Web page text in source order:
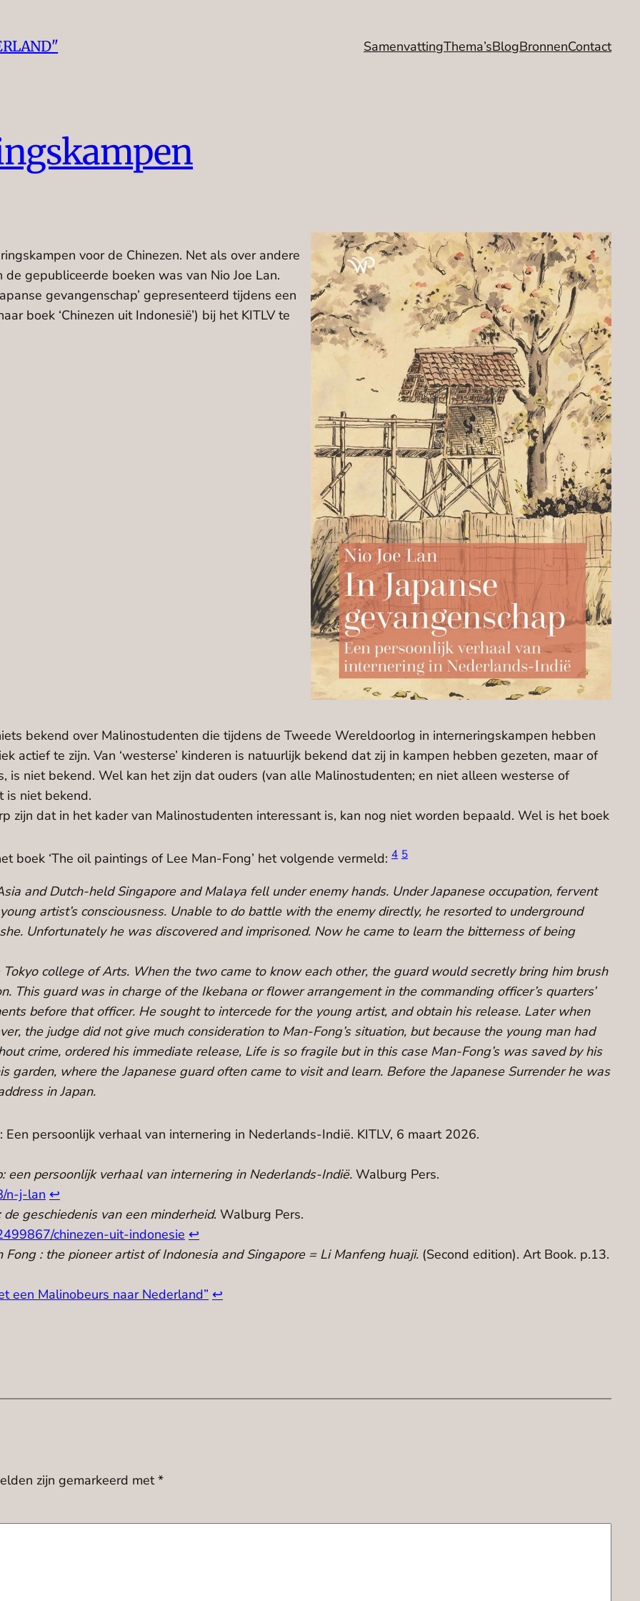
SamenvattingThema’sBlogBronnenContact
voor de Chinezen. Net als over andere
gepubliceerde boeken was van Nio Joe Lan.
gevangenschap’ gepresenteerd tijdens een
boek ‘Chinezen uit Indonesië’) bij het KITLV te
bekend over Malinostudenten die tijdens de Tweede Wereldoorlog in interneringskampen hebben
actief te zijn. Van ‘westerse’ kinderen is natuurlijk bekend dat zij in kampen hebben gezeten, maar of
niet bekend. Wel kan het zijn dat ouders (van alle Malinostudenten; en niet alleen westerse of
is niet bekend.
zijn dat in het kader van Malinostudenten interessant is, kan nog niet worden bepaald. Wel is het boek
boek ‘The oil paintings of Lee Man-Fong’ het volgende vermeld: 4 5
and Dutch-held Singapore and Malaya fell under enemy hands. Under Japanese occupation, fervent
artist’s consciousness. Unable to do battle with the enemy directly, he resorted to underground
Unfortunately he was discovered and imprisoned. Now he came to learn the bitterness of being
college of Arts. When the two came to know each other, the guard would secretly bring him brush
This guard was in charge of the Ikebana or flower arrangement in the commanding officer’s quarters’
before that officer. He sought to intercede for the young artist, and obtain his release. Later when
the judge did not give much consideration to Man-Fong’s situation, but because the young man had
crime, ordered his immediate release, Life is so fragile but in this case Man-Fong’s was saved by his
garden, where the Japanese guard often came to visit and learn. Before the Japanese Surrender he was
in Japan.
persoonlijk verhaal van internering in Nederlands-Indië. KITLV, 6 maart 2026.
een persoonlijk verhaal van internering in Nederlands-Indië. Walburg Pers.
n-j-lan ↩︎
geschiedenis van een minderheid. Walburg Pers.
chinezen-uit-indonesie ↩︎
: the pioneer artist of Indonesia and Singapore = Li Manfeng huaji. (Second edition). Art Book. p.13.
een Malinobeurs naar Nederland” ↩︎
zijn gemarkeerd met*